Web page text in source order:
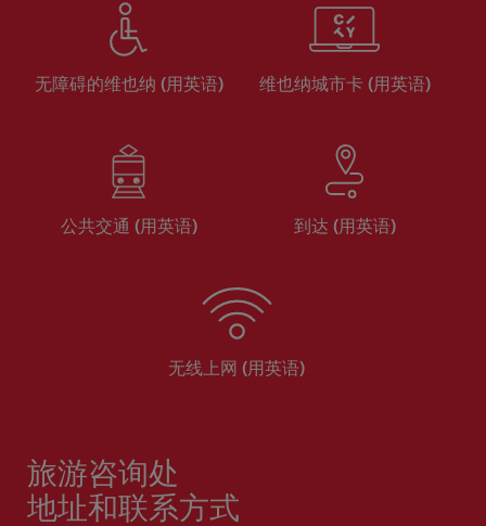
无障碍的维也纳 (用英语) 维也纳城市卡 (用英语)
公共交通 (用英语) 到达 (用英语)
无线上网 (用英语)
旅游咨询处
地址和联系方式